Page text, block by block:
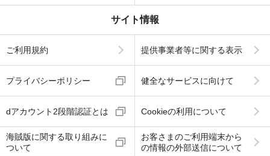
サイト情報
ご利用規約 提供事業者等に関する表示
プライバシーポリシー 健全なサービスに向けて
dアカウント2段階認証とは Cookieの利用について
海賊版に関する取り組みに
ついて
お客さまのご利用端末から
の情報の外部送信について